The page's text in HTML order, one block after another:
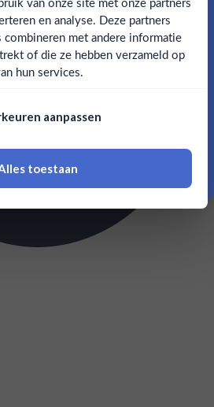
jaar of ouder?
Nee
zijn
en analyse. Deze partners
combineren met andere informatie
of die ze hebben verzameld op
hun services.
aanpassen
toestaan
mijn korting